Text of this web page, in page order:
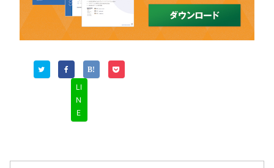
LI
N
E